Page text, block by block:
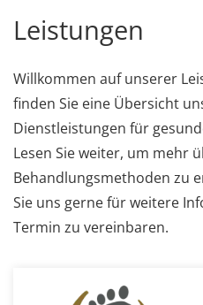
Leistungen
Willkommen auf unserer
finden Sie eine Übersicht
Dienstleistungen für
Lesen Sie weiter, um mehr
Behandlungsmethoden zu
Sie uns gerne für weitere
Termin zu vereinbaren.